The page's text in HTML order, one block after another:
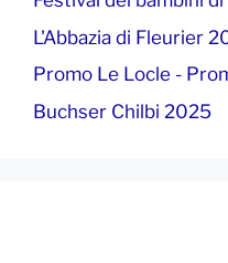
L'Abbazia di Fleurier
Promo Le Locle -
Buchser Chilbi 2025